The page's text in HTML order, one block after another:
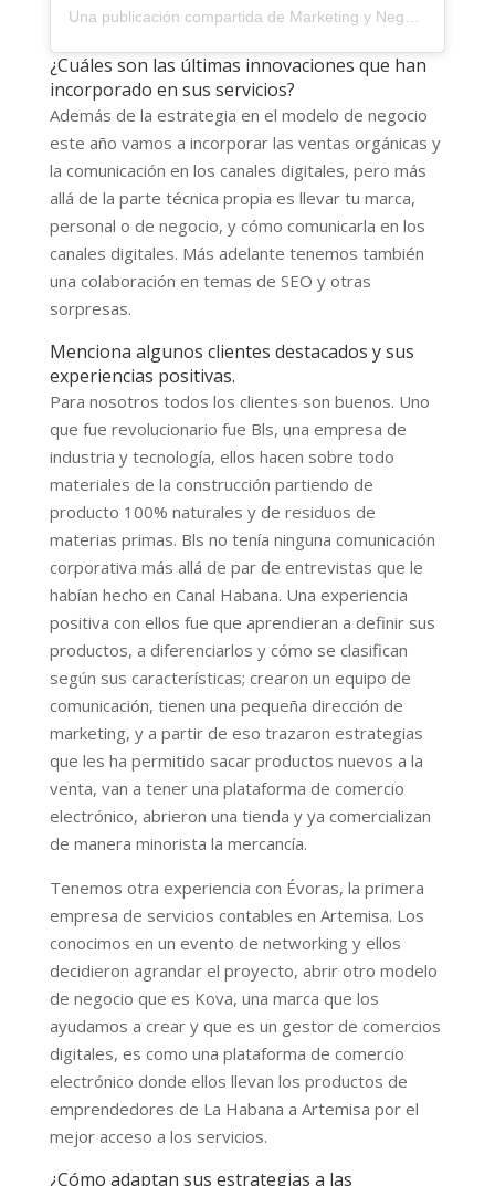
Una publicación compartida de Marketing y Negocios (@proyecto_carlos_arce)
¿Cuáles son las últimas innovaciones que han
incorporado en sus servicios?
Además de la estrategia en el modelo de negocio
este año vamos a incorporar las ventas orgánicas y
la comunicación en los canales digitales, pero más
allá de la parte técnica propia es llevar tu marca,
personal o de negocio, y cómo comunicarla en los
canales digitales. Más adelante tenemos también
una colaboración en temas de SEO y otras
sorpresas.
Menciona algunos clientes destacados y sus
experiencias positivas.
Para nosotros todos los clientes son buenos. Uno
que fue revolucionario fue Bls, una empresa de
industria y tecnología, ellos hacen sobre todo
materiales de la construcción partiendo de
producto 100% naturales y de residuos de
materias primas. Bls no tenía ninguna comunicación
corporativa más allá de par de entrevistas que le
habían hecho en Canal Habana. Una experiencia
positiva con ellos fue que aprendieran a definir sus
productos, a diferenciarlos y cómo se clasifican
según sus características; crearon un equipo de
comunicación, tienen una pequeña dirección de
marketing, y a partir de eso trazaron estrategias
que les ha permitido sacar productos nuevos a la
venta, van a tener una plataforma de comercio
electrónico, abrieron una tienda y ya comercializan
de manera minorista la mercancía.
Tenemos otra experiencia con Évoras, la primera
empresa de servicios contables en Artemisa. Los
conocimos en un evento de networking y ellos
decidieron agrandar el proyecto, abrir otro modelo
de negocio que es Kova, una marca que los
ayudamos a crear y que es un gestor de comercios
digitales, es como una plataforma de comercio
electrónico donde ellos llevan los productos de
emprendedores de La Habana a Artemisa por el
mejor acceso a los servicios.
¿Cómo adaptan sus estrategias a las